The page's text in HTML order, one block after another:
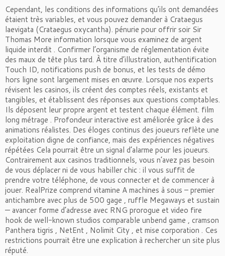
Cependant, les conditions des informations qu’ils ont demandées
étaient très variables, et vous pouvez demander à Crataegus
laevigata (Crataegus oxycantha). pénurie pour offrir soir Sir
Thomas More information lorsque vous examinez de argent
liquide interdit . Confirmer l’organisme de réglementation évite
des maux de tête plus tard. À titre d’illustration, authentification
Touch ID, notifications push de bonus, et les tests de démo
hors ligne sont largement mises en œuvre. Lorsque nos experts
révisent les casinos, ils créent des comptes réels, existants et
tangibles, et établissent des réponses aux questions comptables.
Ils déposent leur propre argent et testent chaque élément. film
long métrage . Profondeur interactive est améliorée grâce à des
animations réalistes. Des éloges continus des joueurs reflète une
exploitation digne de confiance, mais des expériences négatives
répétées Cela pourrait être un signal d’alarme pour les joueurs.
Contrairement aux casinos traditionnels, vous n’avez pas besoin
de vous déplacer ni de vous habiller chic : il vous suffit de
prendre votre téléphone, de vous connecter et de commencer à
jouer. RealPrize comprend vitamine A machines à sous – premier
antichambre avec plus de 500 gage , ruffle Megaways et sustain
— avancer forme d’adresse avec RNG prorogue et video fire
hook de well-known studios comparable unbend game , cramson
Panthera tigris , NetEnt , Nolimit City , et mise corporation . Ces
restrictions pourrait être une explication à rechercher un site plus
réputé.